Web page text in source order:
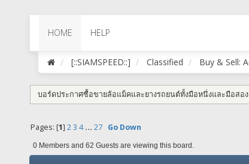
HOME HELP
[::SIAMSPEED::] Classified Buy & Sell:
บอร์ดประกาศซื้อขายล้อแม็คและยางรถยนต์ทั้งมือหนึ่งและมือสอ
Pages: [1]23 4 ...27 Go Down
0 Members and 62 Guests are viewing this board.